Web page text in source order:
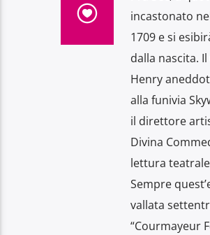
incastonato
1709 e si
dalla nascita.
Henry
alla funivia
il direttore
Divina
lettura
Sempre
vallata
“Courmayeur